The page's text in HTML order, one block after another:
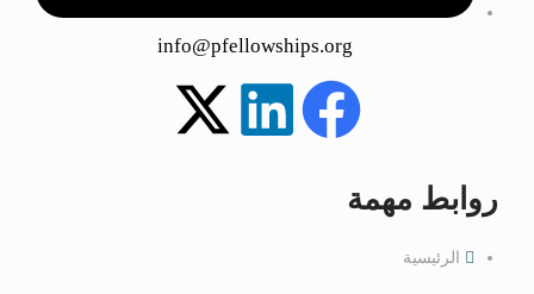
info@pfellowships.org
روابط مهمة
الرئيسية